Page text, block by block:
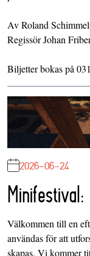
Av Roland
Regissör Johan
Biljetter bokas på
2026-06-24
Välkommen till en
användas för att
skapas. Vi kommer